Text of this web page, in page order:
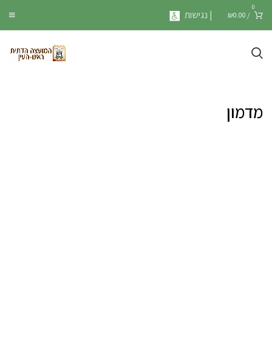
0
/
₪0.00 | נגישות
מדמון